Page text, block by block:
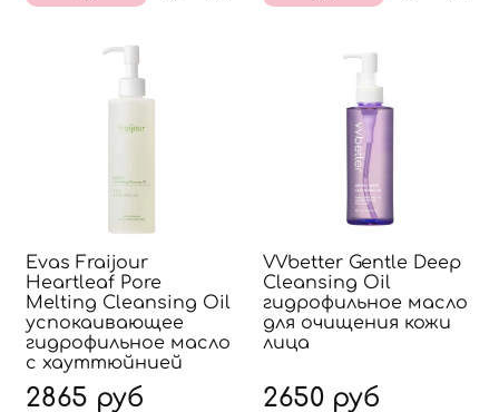
Evas Fraijour
Heartleaf Pore
Melting Cleansing Oil
успокаивающее
гидрофильное масло
с хауттюйнией
2865 руб
VVbetter Gentle Deep
Cleansing Oil
гидрофильное масло
для очищения кожи
лица
2650 руб